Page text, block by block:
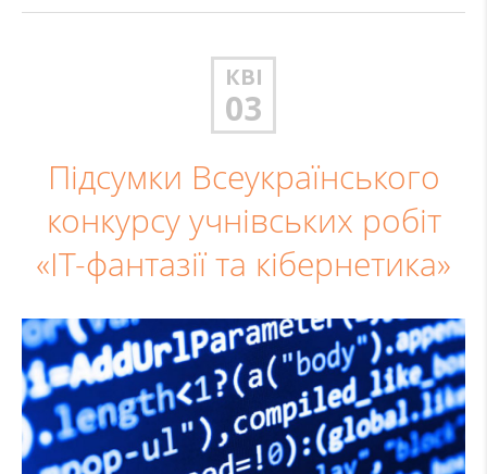
КВІ
03
Підсумки Всеукраїнського
конкурсу учнівських робіт
«IT-фантазії та кібернетика»